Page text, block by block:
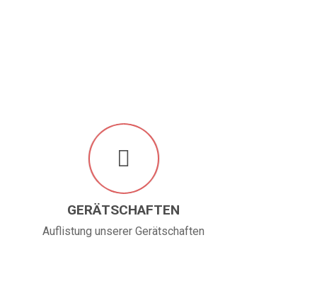
GERÄTSCHAFTEN
Auflistung unserer Gerätschaften